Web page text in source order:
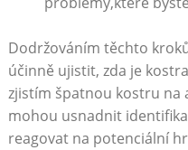
Dodržováním⁢ těchto
účinně ujistit, zda ‍je
zjistím‍ špatnou kostru na
mohou usnadnit
reagovat na potenciální